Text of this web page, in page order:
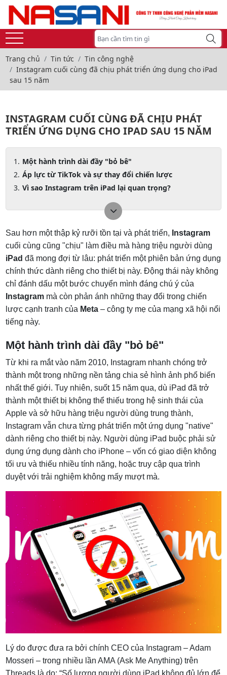
Trang chủ Tin tức
Tin công nghệ
Instagram cuối cùng đã chịu phát triển ứng dụng cho iPad
sau 15 năm
INSTAGRAM CUỐI CÙNG ĐÃ CHỊU PHÁT
TRIỂN ỨNG DỤNG CHO IPAD SAU 15 NĂM
Một hành trình dài đầy "bỏ bê"
Áp lực từ TikTok và sự thay đổi chiến lược
Vì sao Instagram trên iPad lại quan trọng?
Sau hơn một thập kỷ rưỡi tồn tại và phát triển, Instagram
cuối cùng cũng "chịu" làm điều mà hàng triệu người dùng
iPadđã mong đợi từ lâu: phát triển một phiên bản ứng dụng
chính thức dành riêng cho thiết bị này. Động thái này không
chỉ đánh dấu một bước chuyển mình đáng chú ý của
Instagram mà còn phản ánh những thay đổi trong chiến
lược cạnh tranh của Meta– công ty mẹ của mạng xã hội nổi
tiếng này.
Một hành trình dài đầy "bỏ bê"
Từ khi ra mắt vào năm 2010, Instagram nhanh chóng trở
thành một trong những nền tảng chia sẻ hình ảnh phổ biến
nhất thế giới. Tuy nhiên, suốt 15 năm qua, dù iPad đã trở
thành một thiết bị không thể thiếu trong hệ sinh thái của
Apple và sở hữu hàng triệu người dùng trung thành,
Instagram vẫn chưa từng phát triển một ứng dụng "native"
dành riêng cho thiết bị này. Người dùng iPad buộc phải sử
dụng ứng dụng dành cho iPhone – vốn có giao diện không
tối ưu và thiếu nhiều tính năng, hoặc truy cập qua trình
duyệt với trải nghiệm không mấy mượt mà.
Lý do được đưa ra bởi chính CEO của Instagram – Adam
Mosseri – trong nhiều lần AMA (Ask Me Anything) trên
Threads là do: “Số lượng người dùng iPad không đủ lớn để